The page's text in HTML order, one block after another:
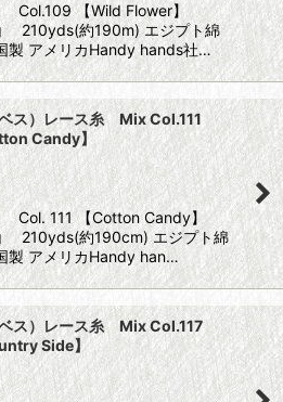
【Wild Flower】
約190m) エジプト綿
アメリカHandy hands社…
ス）レース糸 Mix Col.111
Candy】
111 【Cotton Candy】
約190cm) エジプト綿
アメリカHandy han…
ス）レース糸 Mix Col.117
Side】